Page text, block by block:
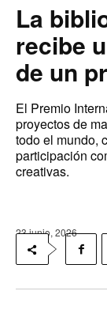
La
recibe
de un
El Premio
proyectos de
todo el mundo,
participación
creativas.
23 junio, 2026